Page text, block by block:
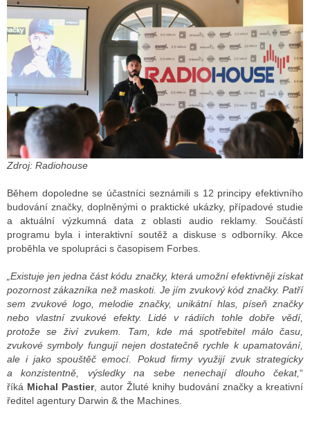
TELEVIZE
TELEVIZÍ
VYSÍLAČE
INTERNET
RÁDIA
STRÁNKY RÁDIÍ
STRÁNKY TV
TISK
STÁT BLOGEREM
BLOGERA
Zdroj: Radiohouse
Během dopoledne se účastníci seznámili s 12 principy efektivního
budování značky, doplněnými o praktické ukázky, případové studie
a aktuální výzkumná data z oblasti audio reklamy. Součástí
programu byla i interaktivní soutěž a diskuse s odborníky. Akce
proběhla ve spolupráci s časopisem Forbes.
„Existuje jen jedna část kódu značky, která umožní efektivněji získat
pozornost zákazníka než maskoti. Je jím zvukový kód značky. Patří
sem zvukové logo, melodie značky, unikátní hlas, píseň značky
nebo vlastní zvukové efekty. Lidé v rádiích tohle dobře vědí,
protože se živí zvukem. Tam, kde má spotřebitel málo času,
zvukové symboly fungují nejen dostatečně rychle k upamatování,
ale i jako spouštěč emocí. Pokud firmy využijí zvuk strategicky
a konzistentně, výsledky na sebe nenechají dlouho čekat,“
říká Michal Pastier, autor Žluté knihy budování značky a kreativní
ředitel agentury Darwin & the Machines.